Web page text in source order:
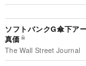
ソフトバンクG傘下ア
真価
The Wall Street Journal